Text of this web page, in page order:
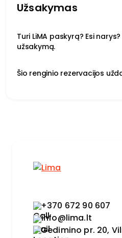
Užsakymas
Turi LiMA paskyrą? Esi narys?
užsakymą.
Šio renginio rezervacijos
+370 672 90 607
info@lima.lt
Gedimino pr. 20,